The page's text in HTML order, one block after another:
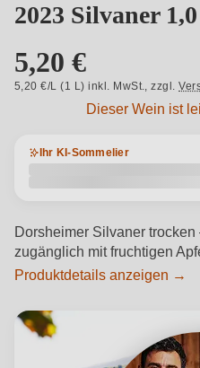
2023 Silvaner
5,20 €
5,20 €/L (1 L) inkl. MwSt.,zzgl.
Dieser Wein ist
Ihr KI-Sommelier
Dorsheimer Silvaner
zugänglich mit fruchtigen
Produktdetails anzeigen →